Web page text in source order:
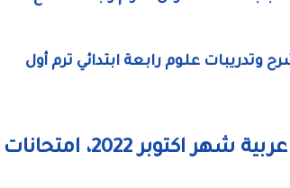
وتدريبات علوم رابعة ابتدائي ترم أول
نماذج امتحانات الصف الرابع الابتدائي لغة عربية شهر اكتوبر 2022، امتحانات